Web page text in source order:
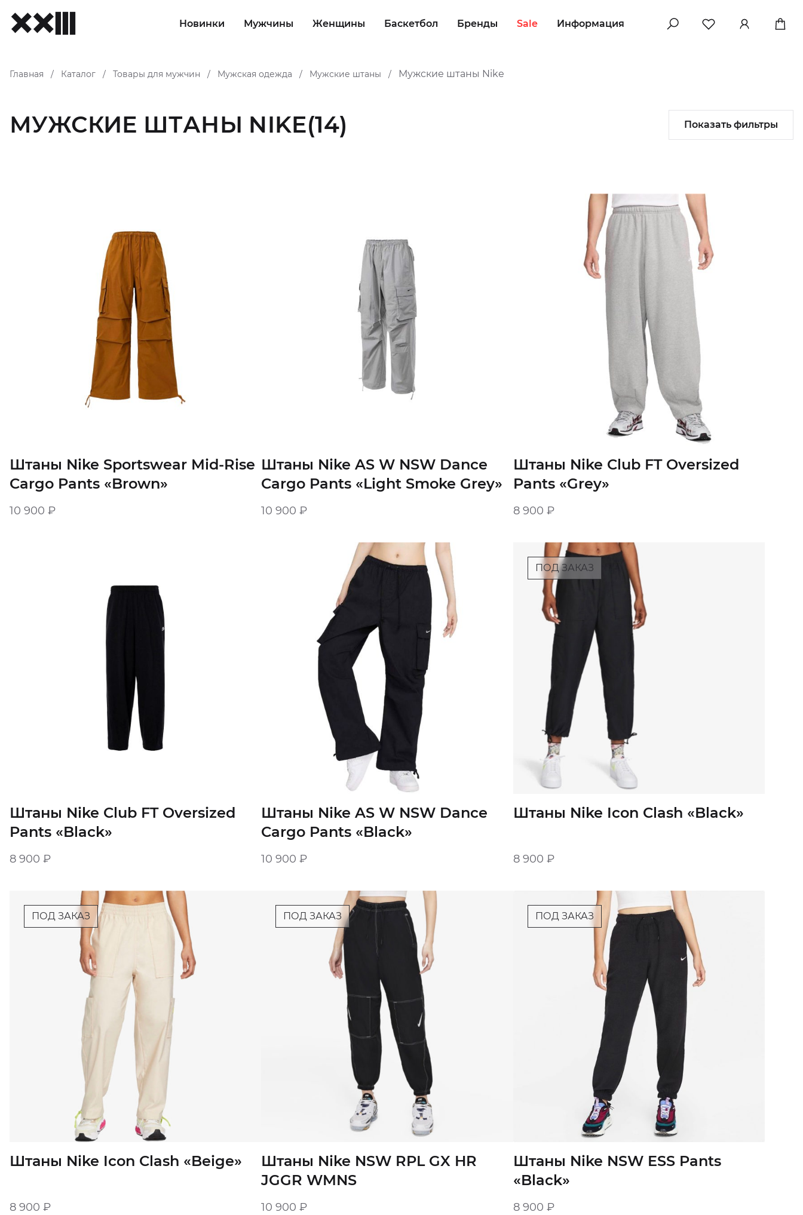
Новинки Мужчины Женщины Баскетбол Бренды Sale Информация
Главная / Каталог / Товары для мужчин / Мужская одежда / Мужские штаны / Мужские штаны Nike
МУЖСКИЕ ШТАНЫ NIKE(14) Показать фильтры
Штаны Nike Sportswear Mid-Rise
Cargo Pants «Brown»
10 900 ₽
Штаны Nike AS W NSW Dance
Cargo Pants «Light Smoke Grey»
10 900₽
Штаны Nike Club FT Oversized
Pants «Grey»
8 900 ₽
Штаны Nike Club FT Oversized
Pants ‭«Black»
8 900 ₽
Штаны Nike AS W NSW Dance
Cargo Pants «Black»
10 900₽
ПОД ЗАКАЗ
Штаны Nike Icon Clash «Black»
8 900 ₽
ПОД ЗАКАЗ
Штаны Nike Icon Clash «Beige»
8 900 ₽
ПОД ЗАКАЗ
Штаны Nike NSW RPL GX HR
JGGR WMNS
10 900₽
ПОД ЗАКАЗ
Штаны Nike NSW ESS Pants
«Black»
8 900 ₽